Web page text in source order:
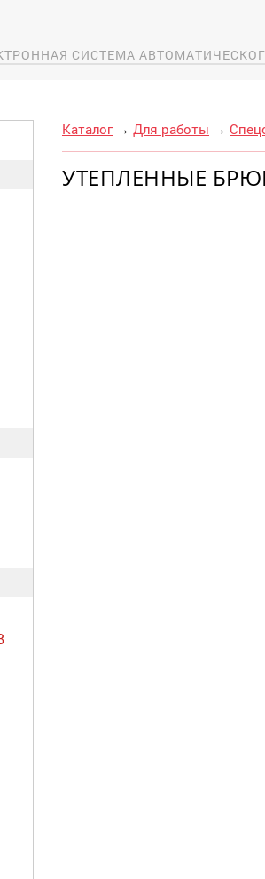
СИСТЕМА
Каталог → Для работы →
УТЕПЛЕННЫЕ